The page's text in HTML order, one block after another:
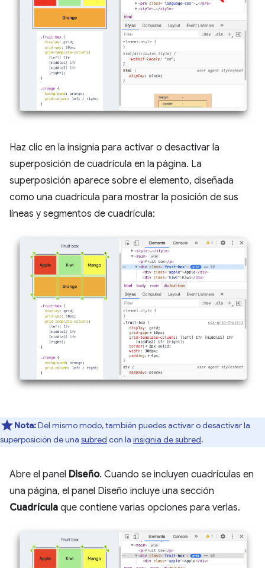
Haz clic en la insignia para activar o desactivar la
superposición de cuadrícula en la página. La
superposición aparece sobre el elemento, diseñada
como una cuadrícula para mostrar la posición de sus
líneas y segmentos de cuadrícula:
Nota:Del mismo modo, también puedes activar o desactivar la
superposición de una subred con la insignia de subred.
Abre el panel Diseño. Cuando se incluyen cuadrículas en
una página, el panel Diseño incluye una sección
Cuadrícula que contiene varias opciones para verlas.